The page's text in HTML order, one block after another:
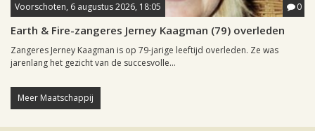
Voorschoten, 6 augustus 2026, 18:05 0
Earth & Fire-zangeres Jerney Kaagman (79) overleden
Zangeres Jerney Kaagman is op 79-jarige leeftijd overleden. Ze was
jarenlang het gezicht van de succesvolle...
Meer Maatschappij